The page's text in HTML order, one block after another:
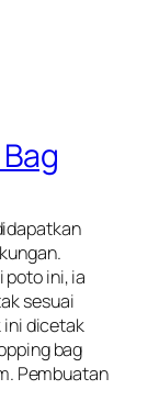
poto ini, ia
sesuai
ini dicetak
bag
Pembuatan